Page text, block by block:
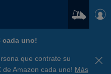
cada uno!
que contrate su
de Amazon cada uno! Más